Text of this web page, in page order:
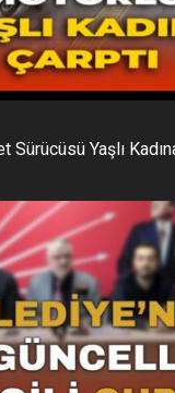
Yaşlı